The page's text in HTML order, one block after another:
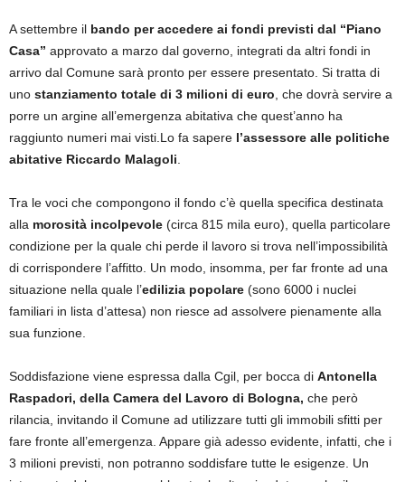
A settembre il bando per accedere ai fondi previsti dal “Piano
Casa” approvato a marzo dal governo, integrati da altri fondi in
arrivo dal Comune sarà pronto per essere presentato. Si tratta di
uno stanziamento totale di 3 milioni di euro , che dovrà servire a
porre un argine all’emergenza abitativa che quest’anno ha
raggiunto numeri mai visti.Lo fa sapere l’assessore alle politiche
abitative Riccardo Malagoli
Tra le voci che compongono il fondo c’è quella specifica destinata
alla morosità incolpevole (circa 815 mila euro), quella particolare
condizione per la quale chi perde il lavoro si trova nell’impossibilità
di corrispondere l’affitto. Un modo, insomma, per far fronte ad una
situazione nella quale l’edilizia popolare (sono 6000 i nuclei
familiari in lista d’attesa) non riesce ad assolvere pienamente alla
sua funzione.
Soddisfazione viene espressa dalla Cgil, per bocca di Antonella
Raspadori, della Camera del Lavoro di Bologna, che però
rilancia, invitando il Comune ad utilizzare tutti gli immobili sfitti per
fare fronte all’emergenza. Appare già adesso evidente, infatti, che i
3 milioni previsti, non potranno soddisfare tutte le esigenze. Un